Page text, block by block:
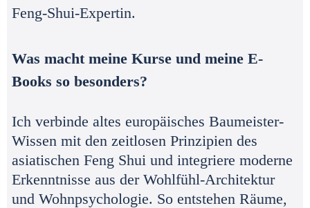
Feng-Shui-Expertin.
Was macht meine Kurse und meine E-
Books so besonders?
Ich verbinde altes europäisches Baumeister-
Wissen mit den zeitlosen Prinzipien des
asiatischen Feng Shui und integriere moderne
Erkenntnisse aus der Wohlfühl-Architektur
und Wohnpsychologie. So entstehen Räume,